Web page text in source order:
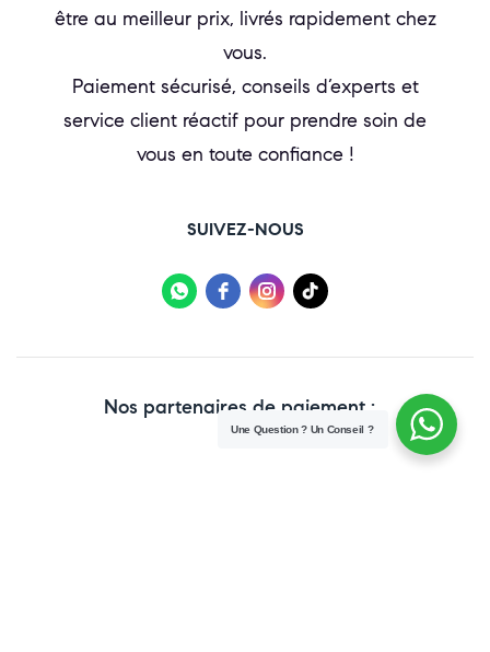
être au meilleur prix, livrés rapidement chez
vous.
Paiement sécurisé, conseils d’experts et
service client réactif pour prendre soin de
vous en toute confiance !
SUIVEZ-NOUS
Nos partenaires de paiement :
Une Question ? Un Conseil ?